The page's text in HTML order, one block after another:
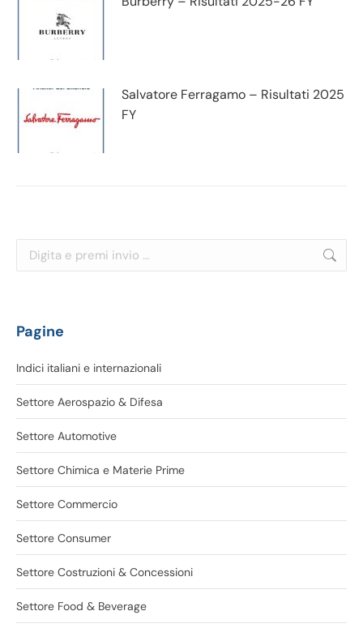
Salvatore Ferragamo – Risultati 2025
FY
Cerca:
Pagine
Indici italiani e internazionali
Settore Aerospazio & Difesa
Settore Automotive
Settore Chimica e Materie Prime
Settore Commercio
Settore Consumer
Settore Costruzioni & Concessioni
Settore Food & Beverage